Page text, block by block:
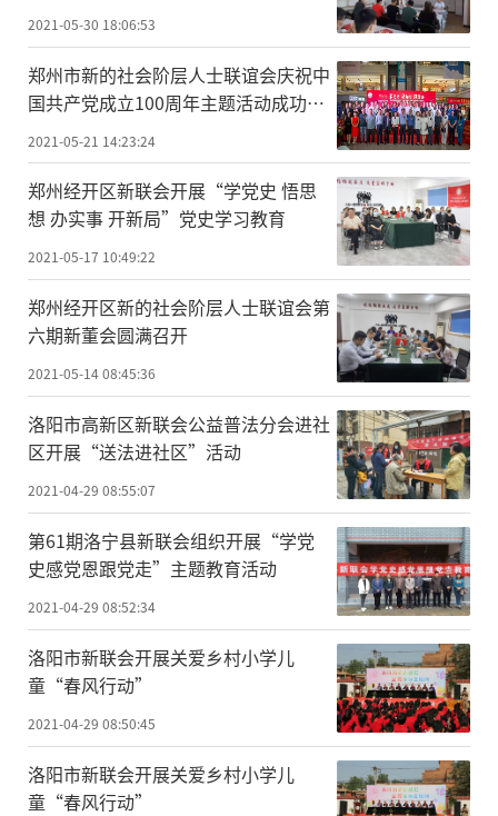
2021-05-30 18:06:53
郑州市新的社会阶层人士联谊会庆祝中
国共产党成立100周年主题活动成功举
2021-05-21 14:23:24
郑州经开区新联会开展“学党史 悟思
想 办实事 开新局”党史学习教育
2021-05-17 10:49:22
郑州经开区新的社会阶层人士联谊会第
六期新董会圆满召开
2021-05-14 08:45:36
洛阳市高新区新联会公益普法分会进社
区开展“送法进社区”活动
2021-04-29 08:55:07
第61期洛宁县新联会组织开展“学党
史感党恩跟党走”主题教育活动
2021-04-29 08:52:34
洛阳市新联会开展关爱乡村小学儿
童“春风行动”
2021-04-29 08:50:45
洛阳市新联会开展关爱乡村小学儿
童“春风行动”